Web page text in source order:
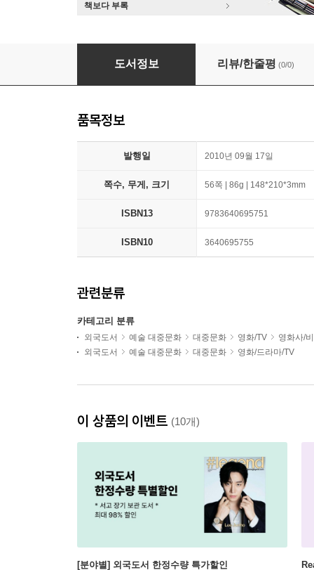
책보다 부록
Transkulturelle Raume bei Fatih Akin. Die
도서정보 리뷰/한줄평 (0/0)
품목정보
발행일 2010년 09월 17일
쪽수, 무게, 크기 56쪽 | 86g | 148*210*3mm
ISBN13 9783640695751
ISBN10 3640695755
관련분류
카테고리 분류
외국도서 예술 대중문화 대중문화 영화/TV
영화사/
외국도서
예술 대중문화 대중문화 영화/드라마/TV
이 상품의 이벤트 (10개)
[분야별] 외국도서 한정수량 특가할인